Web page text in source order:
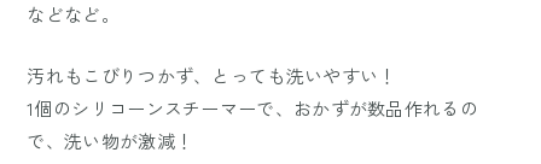
などなど。
汚れもこびりつかず、とっても洗いやすい！
1個のシリコーンスチーマーで、おかずが数品作れるの
で、洗い物が激減！